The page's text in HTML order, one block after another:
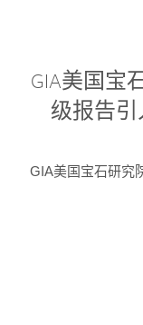
GIA美国宝
级报告引
GIA美国宝石研究